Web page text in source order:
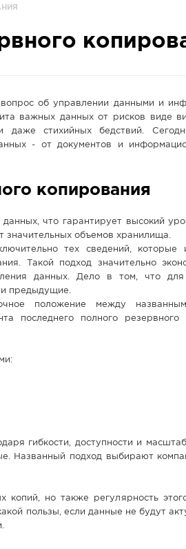
об управлении данными и
важных данных от рисков виде
даже стихийных бедствий.
- от документов и
копирования
данных, что гарантирует высокий
значительных объемов хранилища.
тех сведений, которые
Такой подход значительно
данных. Дело в том, что
и предыдущие.
положение между
последнего полного резервного
гибкости, доступности и
Названный подход выбирают
копий, но также регулярность
пользы, если данные не будут